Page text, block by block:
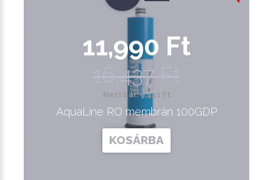
11,990 Ft
16,437 Ft
Nettó ár: 9,441 Ft
AquaLine RO membrán 100GDP
KOSÁRBA